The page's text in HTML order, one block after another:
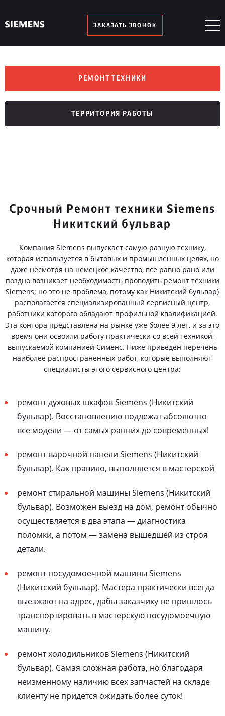
ЗАКАЗАТЬ ЗВОНОК
РЕМОНТ ТЕХНИКИ
ТЕРРИТОРИЯ РАБОТЫ
Срочный Ремонт техники Siemens
Никитский бульвар
Компания Siemens выпускает самую разную технику,
которая используется в бытовых и промышленных целях, но
даже несмотря на немецкое качество, все равно рано или
поздно возникает необходимость проводить ремонт техники
Siemens; но это не проблема, потому как Никитский бульвар)
располагается специализированный сервисный центр,
работники которого обладают профильной квалификацией.
Эта контора представлена на рынке уже более 9 лет, и за это
время они освоили работу практически со всей техникой,
выпускаемой компанией Сименс. Ниже приведен перечень
наиболее распространенных работ, которые выполняют
специалисты этого сервисного центра:
ремонт духовых шкафов Siemens (Никитский
бульвар). Восстановлению подлежат абсолютно
все модели — от самых ранних до современных!
ремонт варочной панели Siemens (Никитский
бульвар). Как правило, выполняется в мастерской
ремонт стиральной машины Siemens (Никитский
бульвар). Возможен выезд на дом, ремонт обычно
осуществляется в два этапа — диагностика
поломки, а потом — замена вышедшей из строя
детали.
ремонт посудомоечной машины Siemens
(Никитский бульвар). Мастера практически всегда
выезжают на адрес, дабы заказчику не пришлось
транспортировать в мастерскую посудомоечную
машину.
ремонт холодильников Siemens (Никитский
бульвар). Самая сложная работа, но благодаря
неизменному наличию всех запчастей на складе
клиенту не придется ожидать более суток!